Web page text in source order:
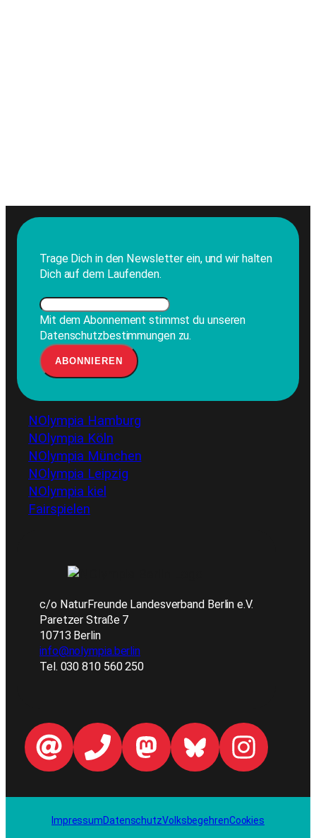
Trage Dich in den Newsletter ein, und wir halten
Dich auf dem Laufenden.
Mit dem Abonnement stimmst du unseren
Datenschutzbestimmungen zu.
NOlympia Hamburg
NOlympia Köln
NOlympia München
NOlympia Leipzig
NOlympia kiel
Fairspielen
c/o NaturFreunde Landesverband Berlin e.V.
Paretzer Straße 7
10713 Berlin
info@nolympia.berlin
Tel. 030 810 560 250
ImpressumDatenschutzVolksbegehrenCookies